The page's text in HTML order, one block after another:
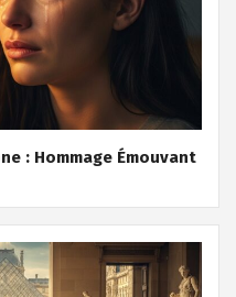
: Hommage Émouvant